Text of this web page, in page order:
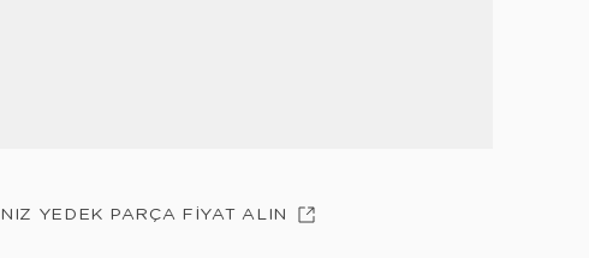
YEDEK PARÇA FİYAT ALIN